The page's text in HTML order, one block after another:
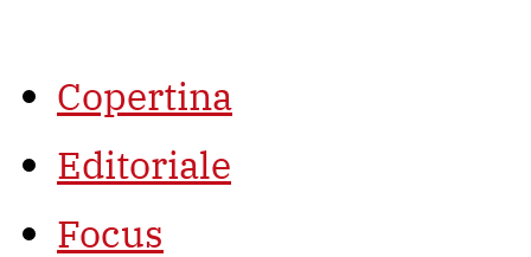
Copertina
Editoriale
Focus